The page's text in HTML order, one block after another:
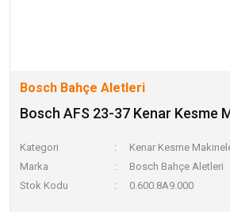
Bosch Bahçe Aletleri
Bosch AFS 23-37 Kenar Kesme
Kategori
Kenar Kesme
Marka
Bosch Bahçe Aletleri
Stok Kodu
0.600.8A9.000